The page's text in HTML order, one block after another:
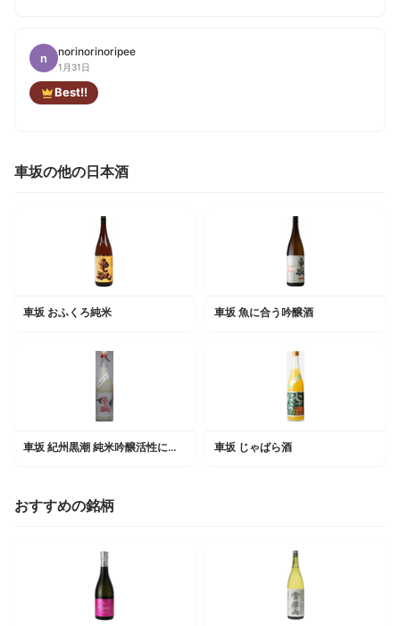
n norinorinoripee
1月31日
Best!!
車坂の他の日本酒
車坂 おふくろ純米 車坂 魚に合う吟醸酒
車坂 紀州黒潮 純米吟醸活性にごり酒 車坂 じゃばら酒
おすすめの銘柄